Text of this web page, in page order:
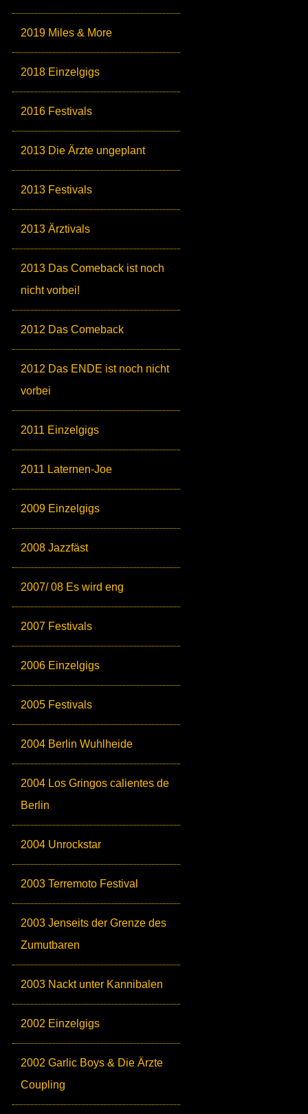
2019 Miles & More
2018 Einzelgigs
2016 Festivals
2013 Die Ärzte ungeplant
2013 Festivals
2013 Ärztivals
2013 Das Comeback ist noch
nicht vorbei!
2012 Das Comeback
2012 Das ENDE ist noch nicht
vorbei
2011 Einzelgigs
2011 Laternen-Joe
2009 Einzelgigs
2008 Jazzfäst
2007/ 08 Es wird eng
2007 Festivals
2006 Einzelgigs
2005 Festivals
2004 Berlin Wuhlheide
2004 Los Gringos calientes de
Berlin
2004 Unrockstar
2003 Terremoto Festival
2003 Jenseits der Grenze des
Zumutbaren
2003 Nackt unter Kannibalen
2002 Einzelgigs
2002 Garlic Boys & Die Ärzte
Coupling